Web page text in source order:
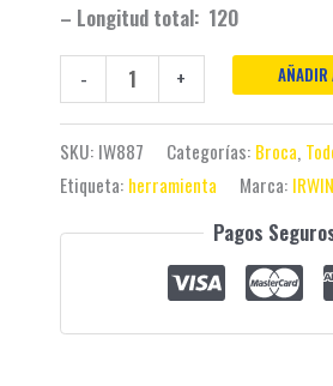
– Longitud total: 120
- + AÑADIR
SKU: IW887 Categorías: Broca,
Etiqueta: herramienta Marca: IRWIN
Pagos